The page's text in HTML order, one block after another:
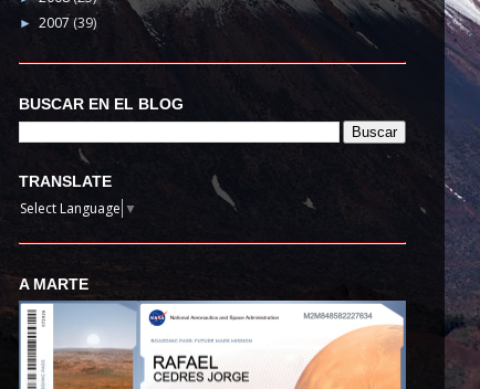
► 2007(39)
BUSCAR EN EL BLOG
TRANSLATE
Select Language ▼
A MARTE